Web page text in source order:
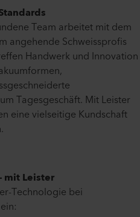
Team arbeitet mit dem
angehende Schweissprofis
Handwerk und Innovation
Tagesgeschäft. Mit Leister
eine vielseitige Kundschaft
mit Leister
Technologie bei